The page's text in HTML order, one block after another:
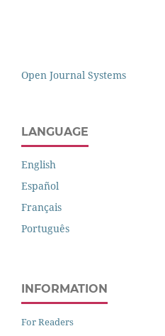
Open Journal Systems
LANGUAGE
English
Español
Français
Português
INFORMATION
For Readers